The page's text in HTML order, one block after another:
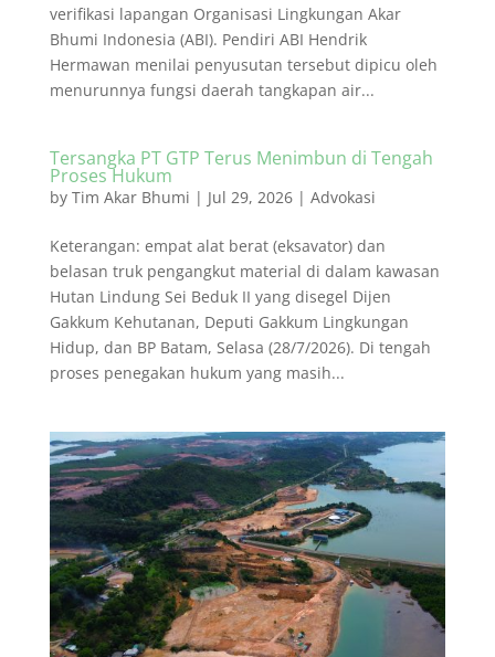
verifikasi lapangan Organisasi Lingkungan Akar
Bhumi Indonesia (ABI). Pendiri ABI Hendrik
Hermawan menilai penyusutan tersebut dipicu oleh
menurunnya fungsi daerah tangkapan air...
Tersangka PT GTP Terus Menimbun di Tengah
Proses Hukum
by Tim Akar Bhumi | Jul 29, 2026| Advokasi
Keterangan: empat alat berat (eksavator) dan
belasan truk pengangkut material di dalam kawasan
Hutan Lindung Sei Beduk II yang disegel Dijen
Gakkum Kehutanan, Deputi Gakkum Lingkungan
Hidup, dan BP Batam, Selasa (28/7/2026). Di tengah
proses penegakan hukum yang masih...